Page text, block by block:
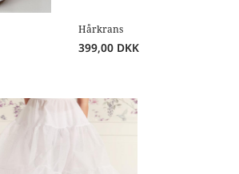
Hårkrans
399,00 DKK